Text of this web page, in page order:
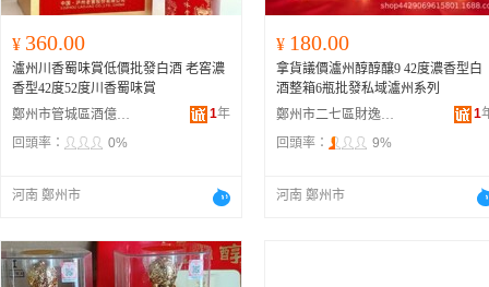
¥ 360.00
瀘州川香蜀味賞低價批發白酒 老窖濃
香型42度52度川香蜀味賞
鄭州市管城區酒億酒業商行
1年
回頭率：
0%
河南 鄭州市
¥ 180.00
拿貨議價瀘州醇醇釀9 42度濃香型白
酒整箱6瓶批發私域瀘州系列
鄭州市二七區財逸酒業商行
1
回頭率：
9%
河南 鄭州市